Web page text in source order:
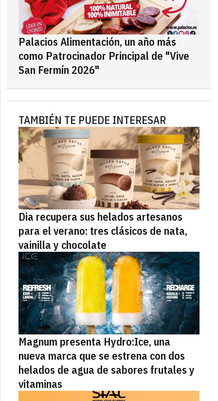
Palacios Alimentación, un año más
como Patrocinador Principal de "Vive
San Fermín 2026"
TAMBIÉN TE PUEDE INTERESAR
Dia recupera sus helados artesanos
para el verano: tres clásicos de nata,
vainilla y chocolate
Magnum presenta Hydro:Ice, una
nueva marca que se estrena con dos
helados de agua de sabores frutales y
vitaminas